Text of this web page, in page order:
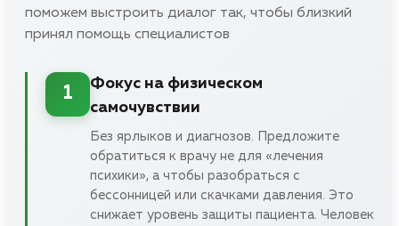
поможем выстроить диалог так, чтобы близкий
принял помощь специалистов
1
Фокус на физическом
самочувствии
Без ярлыков и диагнозов. Предложите
обратиться к врачу не для «лечения
психики», а чтобы разобраться с
бессонницей или скачками давления. Это
снижает уровень защиты пациента. Человек